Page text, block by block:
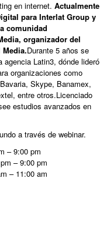
en internet. Actualmente
para Interlat Group y
comunidad
organizador del
Durante 5 años se
Latin3, dónde lideró
organizaciones como
Skype, Banamex,
entre otros.Licenciado
estudios avanzados en
a través de webinar.
– 9:00 pm
– 9:00 pm
– 11:00 am